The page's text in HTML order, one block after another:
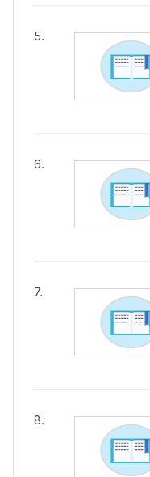
5.
6.
7.
8.